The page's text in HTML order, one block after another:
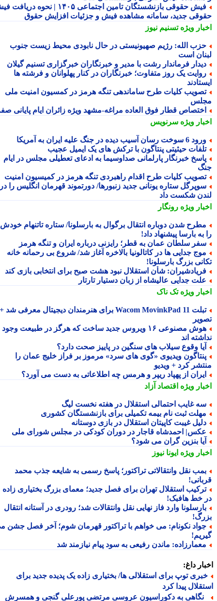
فیش حقوقی بازنشستگان تامین اجتماعی ۱۴۰۵ | نحوه دریافت فیش
جدید، سامانه مشاهده فیش و جزئیات افزایش حقوق
ویژهتسنیم نیوز
الله: رژیم صهیونیستی در حال نابودی محیط زیست جنوب
است
فرماندار رشت با مدیر و خبرنگاران خبرگزاری تسنیم گیلان
یک روز متفاوت؛ خبرنگاران در کنار پهلوانان و فرشته ها
کلیات طرح ساماندهی تنگه هرمز در کمسیون امنیت ملی
قطار فوق العاده مراغه-مشهد ویژه زائران ایام پایانی صفر
ویژهسرنویس
رسان آسیب دیده در جنگ علیه ایران به آمریکا
حیثیتی پنتاگون با ترکش های یک ایمیل عجیب
خبرنگار پارلمانی صداوسیما به ادعای تعطیلی مجلس در ایام
کلیات طرح اقدام راهبردی تنگه هرمز در کمیسیون امنیت
ستاره یونانی جدید زنبورها/ دورتموند قهرمان انگلیس را در
شکست داد
ویژهرونگار
شدن دوباره انتقال برگوال به بارسلونا/ ستاره تاتنهام خودش
به بارسا پیشنهاد داد!
سلطان عمان به قطر؛ رایزنی درباره ایران و تنگه هرمز
جدایی ها در کاتالونیا بالاخره آغاز شد/ شروع بی رحمانه خانه
بزرگ بارسلونا!
شأن استقلال نبود هشت صبح برای انتخابی بازی کند
جدایی عالیشاه از زبان دستیار تارتار
ویژهتک ناک
تبلت Wacom MovinkPad 11 برای هنرمندان دیجیتال معرفی شد +
هوش مصنوعی ۱۶ ویروس جدید ساخت که هرگز در طبیعت وجود
اند
وقوع سیلاب های سنگین در پاییز صحت دارد؟
ویدیوی «گوی های سرد» مرموز بر فراز خلیج عمان را
کرد + ویدیو
از پهپاد ریپر و هرمس چه اطلاعاتی به دست می آورد؟
ویژهاقتصاد آزاد
غایب احتمالی استقلال در هفته نخست لیگ
ثبت نام بیمه تکمیلی برای بازنشستگان کشوری
غیبت کاپیتان استقلال در بازی دوستانه
احمدشاه قاجار در دوران کودکی در مجلس شورای ملی
بنزین گران می شود؟
ویژهایونا نیوز
نقل وانتقالاتی تراکتور؛ پاسخ رسمی به شایعه جذب محمد
استقلال تهران برای فصل جدید؛ معمای بزرگ بختیاری زاده
خط هافبک!
وارد فاز نهایی نقل وانتقالات شد؛ رودری در آستانه انتقال
نکونام: می خواهم با تراکتور قهرمان شوم؛ آخر فصل جشن می
ماندن رفیعی به سود پیام نیازمند شد
داغ:
توپ برای استقلالی ها/ بختیاری زاده یک پدیده جدید برای
پیدا کرد
به دکوراسیون عروسی مرتضی پورعلی گنجی و همسرش